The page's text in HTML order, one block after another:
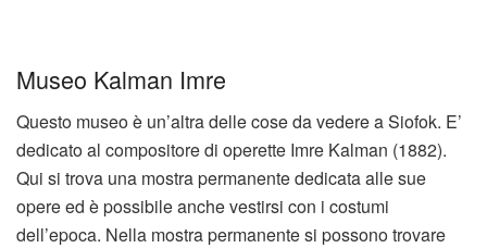
Museo Kalman Imre
Questo museo è un’altra delle cose da vedere a Siofok. E’
dedicato al compositore di operette Imre Kalman (1882).
Qui si trova una mostra permanente dedicata alle sue
opere ed è possibile anche vestirsi con i costumi
dell’epoca. Nella mostra permanente si possono trovare